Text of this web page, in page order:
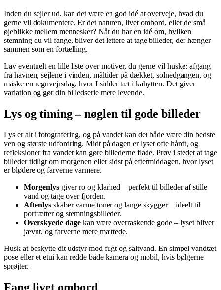
Inden du sejler ud, kan det være en god idé at overveje, hvad du
gerne vil dokumentere. Er det naturen, livet ombord, eller de små
øjeblikke mellem mennesker? Når du har en idé om, hvilken
stemning du vil fange, bliver det lettere at tage billeder, der hænger
sammen som en fortælling.
Lav eventuelt en lille liste over motiver, du gerne vil huske: afgang
fra havnen, sejlene i vinden, måltider på dækket, solnedgangen, og
måske en regnvejrsdag, hvor I sidder tæt i kahytten. Det giver
variation og gør din billedserie mere levende.
Lys og timing – nøglen til gode billeder
Lys er alt i fotografering, og på vandet kan det både være din bedste
ven og største udfordring. Midt på dagen er lyset ofte hårdt, og
refleksioner fra vandet kan gøre billederne flade. Prøv i stedet at tage
billeder tidligt om morgenen eller sidst på eftermiddagen, hvor lyset
er blødere og farverne varmere.
Morgenlys giver ro og klarhed – perfekt til billeder af stille
vand og tåge over fjorden.
Aftenlys skaber varme toner og lange skygger – ideelt til
portrætter og stemningsbilleder.
Overskyede dage kan være overraskende gode – lyset bliver
jævnt, og farverne mere mættede.
Husk at beskytte dit udstyr mod fugt og saltvand. En simpel vandtæt
pose eller et etui kan redde både kamera og mobil, hvis bølgerne
sprøjter.
Fang livet ombord